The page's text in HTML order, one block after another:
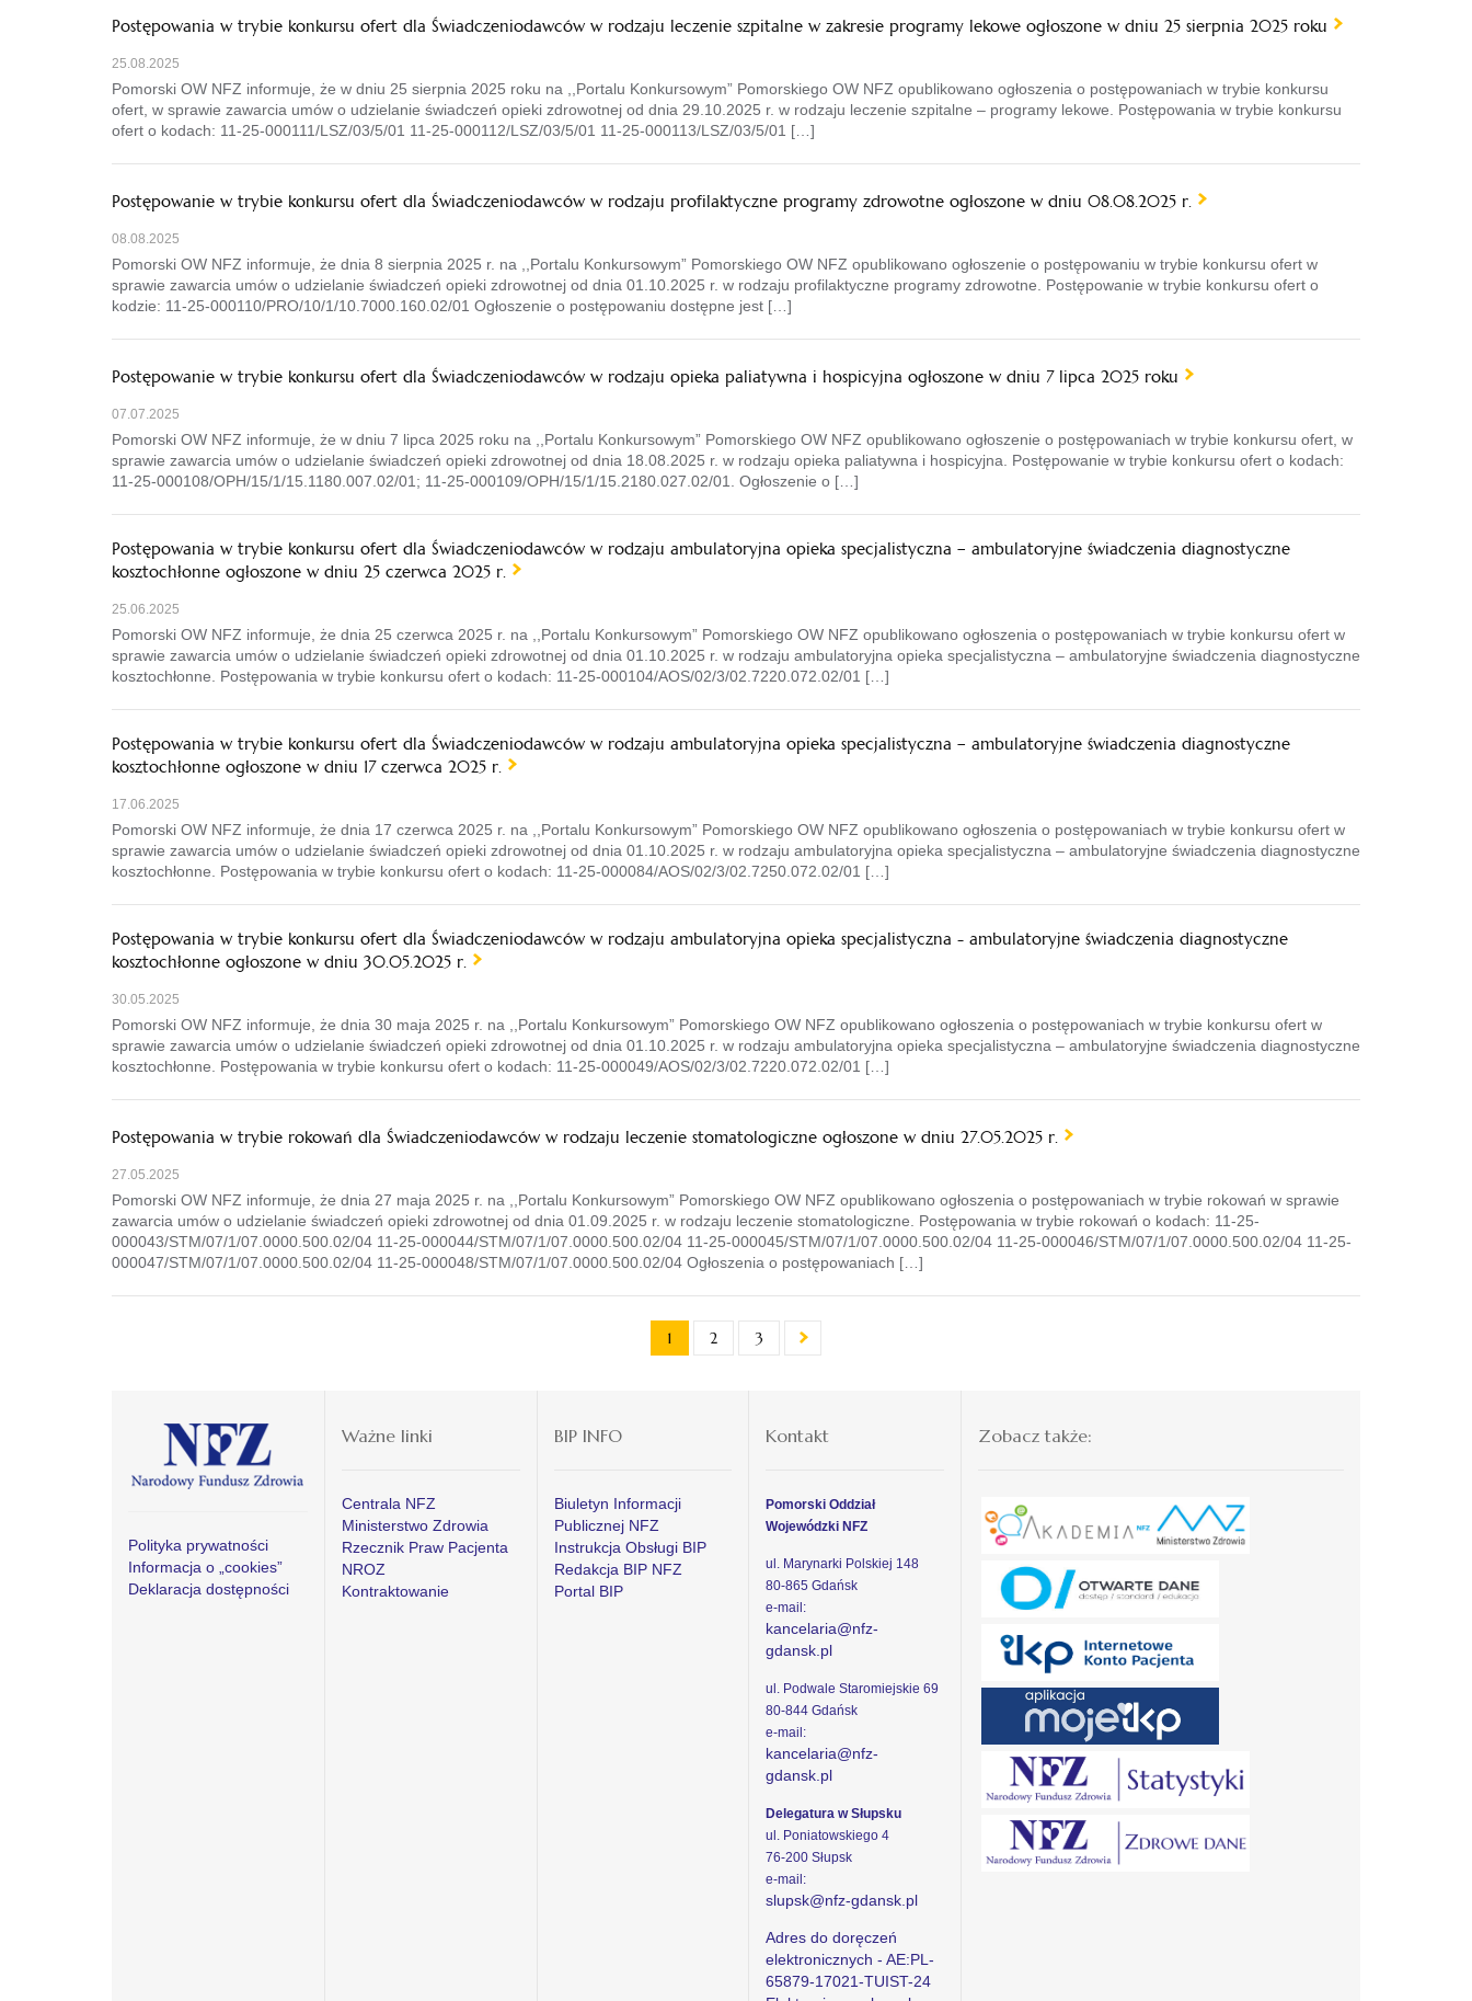
Postępowania w trybie konkursu ofert dla Świadczeniodawców w rodzaju leczenie szpitalne w zakresie programy lekowe ogłoszone w dniu 25 sierpnia 2025 roku
25.08.2025
Pomorski OW NFZ informuje, że w dniu 25 sierpnia 2025 roku na ,,Portalu Konkursowym” Pomorskiego OW NFZ opublikowano ogłoszenia o postępowaniach w trybie konkursu
ofert, w sprawie zawarcia umów o udzielanie świadczeń opieki zdrowotnej od dnia 29.10.2025 r. w rodzaju leczenie szpitalne – programy lekowe. Postępowania w trybie konkursu
ofert o kodach: 11-25-000111/LSZ/03/5/01 11-25-000112/LSZ/03/5/01 11-25-000113/LSZ/03/5/01 […]
Postępowanie w trybie konkursu ofert dla Świadczeniodawców w rodzaju profilaktyczne programy zdrowotne ogłoszone w dniu 08.08.2025 r.
08.08.2025
Pomorski OW NFZ informuje, że dnia 8 sierpnia 2025 r. na ,,Portalu Konkursowym” Pomorskiego OW NFZ opublikowano ogłoszenie o postępowaniu w trybie konkursu ofert w
sprawie zawarcia umów o udzielanie świadczeń opieki zdrowotnej od dnia 01.10.2025 r. w rodzaju profilaktyczne programy zdrowotne. Postępowanie w trybie konkursu ofert o
kodzie: 11-25-000110/PRO/10/1/10.7000.160.02/01 Ogłoszenie o postępowaniu dostępne jest […]
Postępowanie w trybie konkursu ofert dla Świadczeniodawców w rodzaju opieka paliatywna i hospicyjna ogłoszone w dniu 7 lipca 2025 roku
07.07.2025
Pomorski OW NFZ informuje, że w dniu 7 lipca 2025 roku na ,,Portalu Konkursowym” Pomorskiego OW NFZ opublikowano ogłoszenie o postępowaniach w trybie konkursu ofert, w
sprawie zawarcia umów o udzielanie świadczeń opieki zdrowotnej od dnia 18.08.2025 r. w rodzaju opieka paliatywna i hospicyjna. Postępowanie w trybie konkursu ofert o kodach:
11-25-000108/OPH/15/1/15.1180.007.02/01; 11-25-000109/OPH/15/1/15.2180.027.02/01. Ogłoszenie o […]
Postępowania w trybie konkursu ofert dla Świadczeniodawców w rodzaju ambulatoryjna opieka specjalistyczna – ambulatoryjne świadczenia diagnostyczne
kosztochłonne ogłoszone w dniu 25 czerwca 2025 r.
25.06.2025
Pomorski OW NFZ informuje, że dnia 25 czerwca 2025 r. na ,,Portalu Konkursowym” Pomorskiego OW NFZ opublikowano ogłoszenia o postępowaniach w trybie konkursu ofert w
sprawie zawarcia umów o udzielanie świadczeń opieki zdrowotnej od dnia 01.10.2025 r. w rodzaju ambulatoryjna opieka specjalistyczna – ambulatoryjne świadczenia diagnostyczne
kosztochłonne. Postępowania w trybie konkursu ofert o kodach: 11-25-000104/AOS/02/3/02.7220.072.02/01 […]
Postępowania w trybie konkursu ofert dla Świadczeniodawców w rodzaju ambulatoryjna opieka specjalistyczna – ambulatoryjne świadczenia diagnostyczne
kosztochłonne ogłoszone w dniu 17 czerwca 2025 r.
17.06.2025
Pomorski OW NFZ informuje, że dnia 17 czerwca 2025 r. na ,,Portalu Konkursowym” Pomorskiego OW NFZ opublikowano ogłoszenia o postępowaniach w trybie konkursu ofert w
sprawie zawarcia umów o udzielanie świadczeń opieki zdrowotnej od dnia 01.10.2025 r. w rodzaju ambulatoryjna opieka specjalistyczna – ambulatoryjne świadczenia diagnostyczne
kosztochłonne. Postępowania w trybie konkursu ofert o kodach: 11-25-000084/AOS/02/3/02.7250.072.02/01 […]
Postępowania w trybie konkursu ofert dla Świadczeniodawców w rodzaju ambulatoryjna opieka specjalistyczna - ambulatoryjne świadczenia diagnostyczne
kosztochłonne ogłoszone w dniu 30.05.2025 r.
30.05.2025
Pomorski OW NFZ informuje, że dnia 30 maja 2025 r. na ,,Portalu Konkursowym” Pomorskiego OW NFZ opublikowano ogłoszenia o postępowaniach w trybie konkursu ofert w
sprawie zawarcia umów o udzielanie świadczeń opieki zdrowotnej od dnia 01.10.2025 r. w rodzaju ambulatoryjna opieka specjalistyczna – ambulatoryjne świadczenia diagnostyczne
kosztochłonne. Postępowania w trybie konkursu ofert o kodach: 11-25-000049/AOS/02/3/02.7220.072.02/01 […]
Postępowania w trybie rokowań dla Świadczeniodawców w rodzaju leczenie stomatologiczne ogłoszone w dniu 27.05.2025 r.
27.05.2025
Pomorski OW NFZ informuje, że dnia 27 maja 2025 r. na ,,Portalu Konkursowym” Pomorskiego OW NFZ opublikowano ogłoszenia o postępowaniach w trybie rokowań w sprawie
zawarcia umów o udzielanie świadczeń opieki zdrowotnej od dnia 01.09.2025 r. w rodzaju leczenie stomatologiczne. Postępowania w trybie rokowań o kodach: 11-25-
000043/STM/07/1/07.0000.500.02/04 11-25-000044/STM/07/1/07.0000.500.02/04 11-25-000045/STM/07/1/07.0000.500.02/04 11-25-000046/STM/07/1/07.0000.500.02/04 11-25-
000047/STM/07/1/07.0000.500.02/04 11-25-000048/STM/07/1/07.0000.500.02/04 Ogłoszenia o postępowaniach […]
1 2 3
Polityka prywatności
Informacja o „cookies”
Deklaracja dostępności
Ważne linki
Centrala NFZ
Ministerstwo Zdrowia
Rzecznik Praw Pacjenta
NROZ
Kontraktowanie
BIP INFO
Biuletyn Informacji
Publicznej NFZ
Instrukcja Obsługi BIP
Redakcja BIP NFZ
Portal BIP
Kontakt
Pomorski Oddział
Wojewódzki NFZ
ul. Marynarki Polskiej 148
80-865 Gdańsk
e-mail:
kancelaria@nfz-
gdansk.pl
ul. Podwale Staromiejskie 69
80-844 Gdańsk
e-mail:
kancelaria@nfz-
gdansk.pl
Delegatura w Słupsku
ul. Poniatowskiego 4
76-200 Słupsk
e-mail:
slupsk@nfz-gdansk.pl
Adres do doręczeń
elektronicznych - AE:PL-
65879-17021-TUIST-24
Zobacz także: